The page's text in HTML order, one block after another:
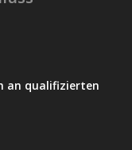
an qualifizierten